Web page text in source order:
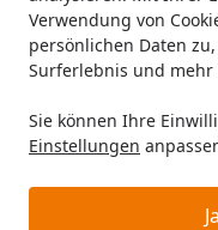
Verwendung von
persönlichen Daten
Surferlebnis und
Sie können Ihre
Einstellungen